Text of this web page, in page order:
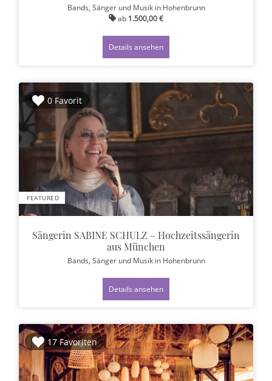
Bands, Sänger und Musik in Hohenbrunn
ab 1.500,00 €
Details ansehen
0 Favorit
FEATURED
Sängerin SABINE SCHULZ – Hochzeitssängerin
aus München
Bands, Sänger und Musik in Hohenbrunn
Details ansehen
17 Favoriten